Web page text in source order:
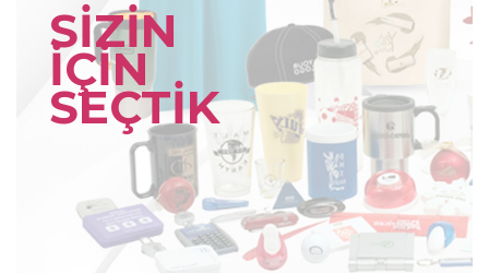
SİZİN
İÇİN
SEÇTİK